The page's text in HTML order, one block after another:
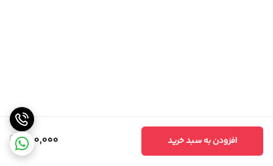
450,000 افزودن به سبد خرید